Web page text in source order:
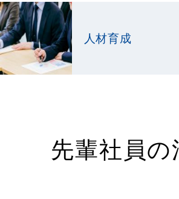
人材育成
先輩社員の